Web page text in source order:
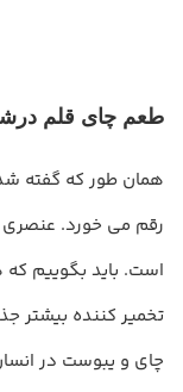
طعم چای قلم
همان طور که گفته
رقم می خورد. عنصری
است. باید بگوییم
تخمیر کننده بیشتر
چای و یبوست در